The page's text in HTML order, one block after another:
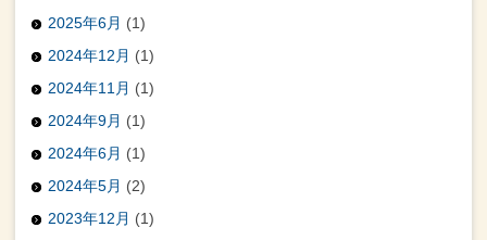
2025年6月 (1)
2024年12月 (1)
2024年11月 (1)
2024年9月 (1)
2024年6月 (1)
2024年5月 (2)
2023年12月 (1)